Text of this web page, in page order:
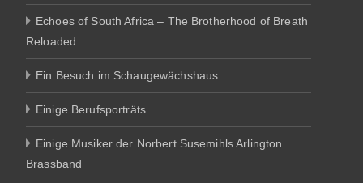
Echoes of South Africa – The Brotherhood of Breath
Reloaded
Ein Besuch im Schaugewächshaus
Einige Berufsporträts
Einige Musiker der Norbert Susemihls Arlington
Brassband